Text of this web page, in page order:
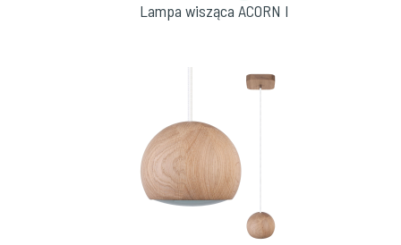
Lampa wisząca ACORN I